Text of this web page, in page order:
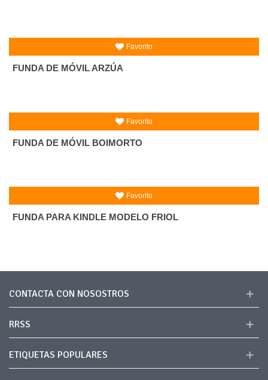
Favorito
FUNDA DE MÓVIL ARZÚA
Favorito
FUNDA DE MÓVIL BOIMORTO
Favorito
FUNDA PARA KINDLE MODELO FRIOL
CONTACTA CON NOSOSTROS
RRSS
ETIQUETAS POPULARES